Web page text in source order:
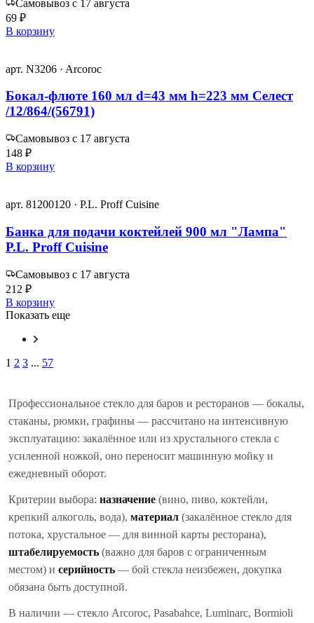
Самовывоз с 17 августа
69 ₽
В корзину
арт. N3206 · Arcoroc
Бокал-флюте 160 мл d=43 мм h=223 мм Селест
/12/864/(56791)
Самовывоз с 17 августа
148 ₽
В корзину
арт. 81200120 · P.L. Proff Cuisine
Банка для подачи коктейлей 900 мл "Лампа"
P.L. Proff Cuisine
Самовывоз с 17 августа
212 ₽
В корзину
Показать еще
1 2 3 ... 57
Профессиональное стекло для баров и ресторанов — бокалы,
стаканы, рюмки, графины — рассчитано на интенсивную
эксплуатацию: закалённое или из хрустального стекла с
усиленной ножкой, оно переносит машинную мойку и
ежедневный оборот.
Критерии выбора: назначение (вино, пиво, коктейли,
крепкий алкоголь, вода), материал (закалённое стекло для
потока, хрустальное — для винной карты ресторана),
штабелируемость (важно для баров с ограниченным
местом) и серийность — бой стекла неизбежен, докупка
обязана быть доступной.
В наличии — стекло Arcoroc, Pasabahce, Luminarc, Bormioli